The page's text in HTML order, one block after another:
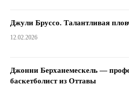
Джули Бруссо. Талантливая
12.02.2026
Джонни Берханемескель —
баскетболист из Оттавы